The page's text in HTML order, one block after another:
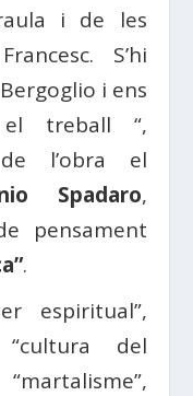
i de les
S’hi
i ens
treball “,
l’obra el
Spadaro,
pensament
.
espiritual”,
“cultura del